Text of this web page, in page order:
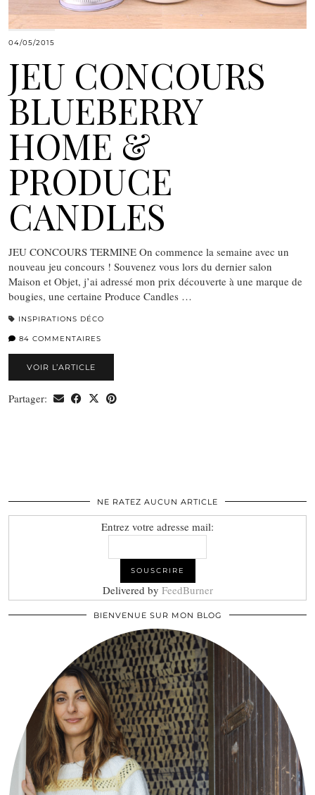
04/05/2015
JEU CONCOURS
BLUEBERRY
HOME &
PRODUCE
CANDLES
JEU CONCOURS TERMINE On commence la semaine avec un
nouveau jeu concours ! Souvenez vous lors du dernier salon
Maison et Objet, j’ai adressé mon prix découverte à une marque de
bougies, une certaine Produce Candles …
INSPIRATIONS DÉCO
84 COMMENTAIRES
VOIR L’ARTICLE
Partager:
NE RATEZ AUCUN ARTICLE
Entrez votre adresse mail:
Delivered by FeedBurner
BIENVENUE SUR MON BLOG